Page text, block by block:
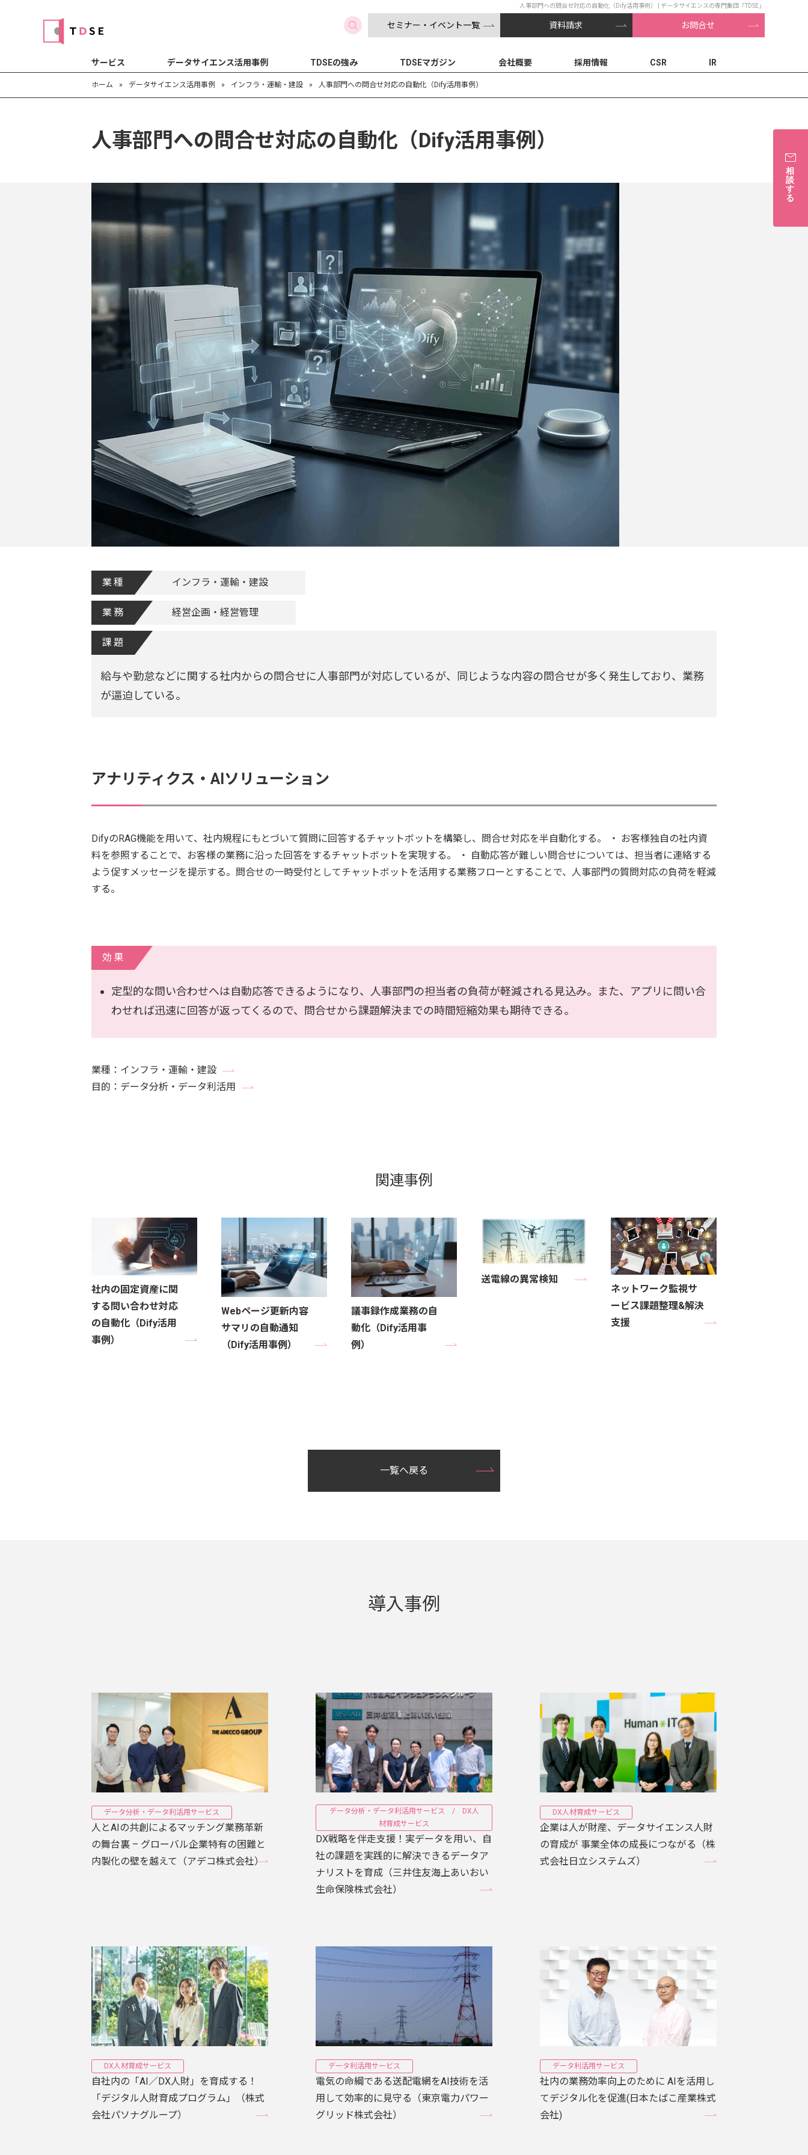
人事部門への問合せ対応の自動化（Dify活用事例） | データサイエンスの専門集団「TDSE」
セミナー・イベント一覧 資料請求 お問合せ
サービス データサイエンス活用事例 TDSEの強み TDSEマガジン 会社概要 採用情報 CSR IR
ホーム » データサイエンス活用事例 » インフラ・運輸・建設 » 人事部門への問合せ対応の自動化（Dify活用事例）
人事部門への問合せ対応の自動化（Dify活用事例）
業種 インフラ・運輸・建設
業務 経営企画・経営管理
課題
給与や勤怠などに関する社内からの問合せに人事部門が対応しているが、同じような内容の問合せが多く発生しており、業務
が逼迫している。
アナリティクス・AIソリューション
DifyのRAG機能を用いて、社内規程にもとづいて質問に回答するチャットボットを構築し、問合せ対応を半自動化する。 ・ お客様独自の社内資
料を参照することで、お客様の業務に沿った回答をするチャットボットを実現する。 ・ 自動応答が難しい問合せについては、担当者に連絡する
よう促すメッセージを提示する。問合せの一時受付としてチャットボットを活用する業務フローとすることで、人事部門の質問対応の負荷を軽減
する。
効果
定型的な問い合わせへは自動応答できるようになり、人事部門の担当者の負荷が軽減される見込み。また、アプリに問い合
わせれば迅速に回答が返ってくるので、問合せから課題解決までの時間短縮効果も期待できる。
業種：インフラ・運輸・建設
目的：データ分析・データ利活用
関連事例
社内の固定資産に関
する問い合わせ対応
の自動化（Dify活用
事例）
Webページ更新内容
サマリの自動通知
（Dify活用事例）
議事録作成業務の自
動化（Dify活用事
例）
送電線の異常検知
ネットワーク監視サ
ービス課題整理&解決
支援
一覧へ戻る
導入事例
データ分析・データ利活用サービス
人とAIの共創によるマッチング業務革新
の舞台裏 – グローバル企業特有の困難と
内製化の壁を越えて（アデコ株式会社）
データ分析・データ利活用サービス / DX人
材育成サービス
DX戦略を伴走支援！実データを用い、自
社の課題を実践的に解決できるデータア
ナリストを育成（三井住友海上あいおい
生命保険株式会社）
DX人材育成サービス
企業は人が財産、データサイエンス人財
の育成が 事業全体の成長につながる（株
式会社日立システムズ）
DX人材育成サービス
自社内の「AI／DX人財」を育成する！
「デジタル人財育成プログラム」（株式
会社パソナグループ）
データ利活用サービス
電気の命綱である送配電網をAI技術を活
用して効率的に見守る（東京電力パワー
グリッド株式会社）
データ利活用サービス
社内の業務効率向上のために AIを活用し
てデジタル化を促進(日本たばこ産業株式
会社)
相
談
す
る